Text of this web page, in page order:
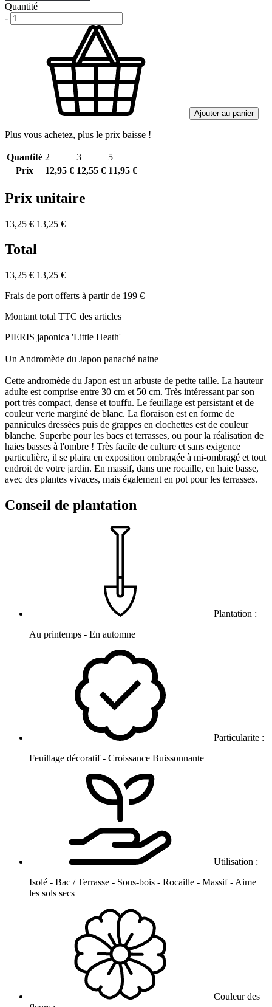
Quantité
-
+
Ajouter au panier
Plus vous achetez, plus le prix baisse !
Quantité 2 3
5
Prix
12,95 € 12,55 € 11,95 €
Prix unitaire
13,25 € 13,25 €
Total
13,25 € 13,25 €
Frais de port offerts à partir de 199 €
Montant total TTC des articles
PIERIS japonica 'Little Heath'
Un Andromède du Japon panaché naine
Cette andromède du Japon est un arbuste de petite taille. La hauteur
adulte est comprise entre 30 cm et 50 cm. Très intéressant par son
port très compact, dense et touffu. Le feuillage est persistant et de
couleur verte marginé de blanc. La floraison est en forme de
pannicules dressées puis de grappes en clochettes est de couleur
blanche. Superbe pour les bacs et terrasses, ou pour la réalisation de
haies basses à l'ombre ! Très facile de culture et sans exigence
particulière, il se plaira en exposition ombragée à mi-ombragé et tout
endroit de votre jardin. En massif, dans une rocaille, en haie basse,
avec des plantes vivaces, mais également en pot pour les terrasses.
Conseil de plantation
Plantation :
Au printemps - En automne
Particularite :
Feuillage décoratif - Croissance Buissonnante
Utilisation :
Isolé - Bac / Terrasse - Sous-bois - Rocaille - Massif - Aime
les sols secs
Couleur des